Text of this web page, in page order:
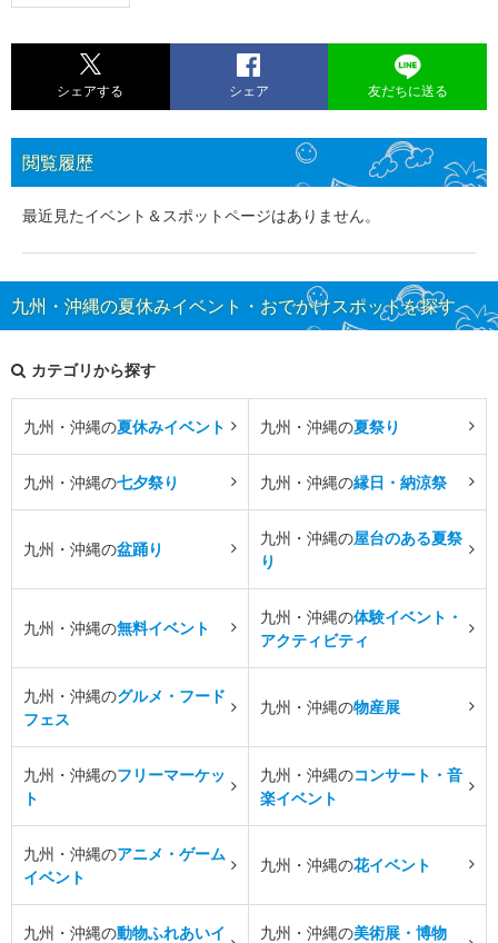
シェアする シェア 友だちに送る
閲覧履歴
最近見たイベント＆スポットページはありません。
九州・沖縄の夏休みイベント・おでかけスポットを探す
カテゴリから探す
九州・沖縄の夏休みイベント 九州・沖縄の夏祭り
九州・沖縄の七夕祭り 九州・沖縄の縁日・納涼祭
九州・沖縄の盆踊り
九州・沖縄の屋台のある夏祭
り
九州・沖縄の無料イベント
九州・沖縄の体験イベント・
アクティビティ
九州・沖縄のグルメ・フード
フェス
九州・沖縄の物産展
九州・沖縄のフリーマーケッ
ト
九州・沖縄のコンサート・音
楽イベント
九州・沖縄のアニメ・ゲーム
イベント
九州・沖縄の花イベント
九州・沖縄の動物ふれあいイ 九州・沖縄の美術展・博物